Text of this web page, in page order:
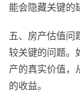
能会隐藏关键的
五、房产估值问
较关键的问题。
产的真实价值，
的收益。